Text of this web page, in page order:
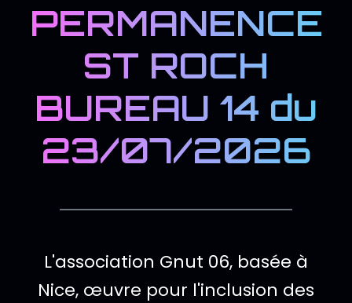
PERMANENCE
ST ROCH
BUREAU 14 du
23/07/2026
Description de
L'association Gnut 06, basée à
Nice, œuvre pour l'inclusion des